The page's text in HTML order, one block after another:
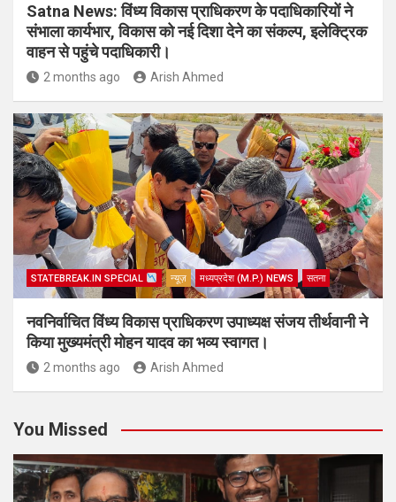
Satna News: विंध्य विकास प्राधिकरण के पदाधिकारियों ने
संभाला कार्यभार, विकास को नई दिशा देने का संकल्प, इलेक्ट्रिक
वाहन से पहुंचे पदाधिकारी।
2 months ago Arish Ahmed
STATEBREAK.IN SPECIAL न्यूज़ मध्यप्रदेश (M.P.) NEWS सतना
नवनिर्वाचित विंध्य विकास प्राधिकरण उपाध्यक्ष संजय तीर्थवानी ने
किया मुख्यमंत्री मोहन यादव का भव्य स्वागत।
2 months ago Arish Ahmed
You Missed